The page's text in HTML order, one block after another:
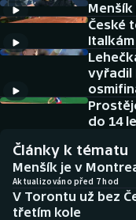
Cyklistika
DALŠÍ SPORTY
Americký fotbal
Baseball a softbal
Basketbal
Biatlon
NEPŘEHLÉDNĚTE
Historické návraty
Aplikace ČT sport
České
vyřadil
do 14
Články k tématu
Menšík je v
Aktualizováno před 7 hod
V Torontu už bez
třetím kole